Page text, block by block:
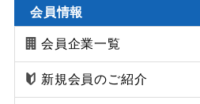
会員情報
会員企業一覧
新規会員のご紹介